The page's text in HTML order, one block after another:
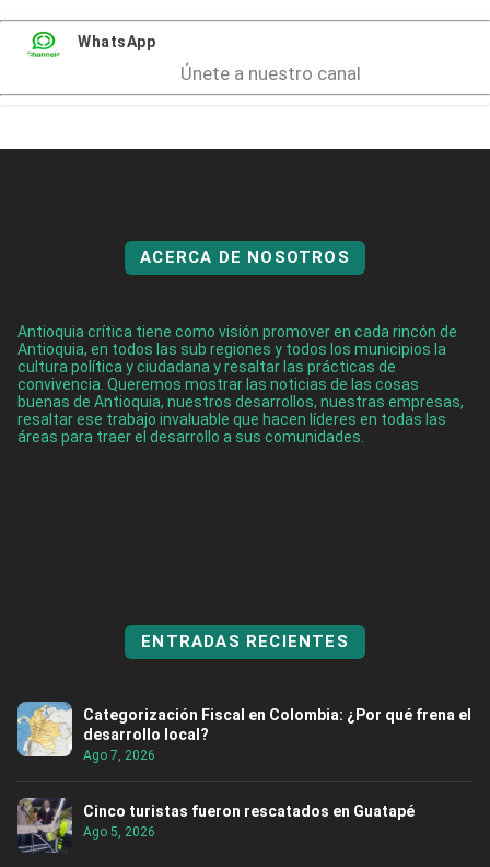
WhatsApp
Únete a nuestro canal
ACERCA DE NOSOTROS
Antioquia crítica tiene como visión promover en cada rincón de
Antioquia, en todos las sub regiones y todos los municipios la
cultura política y ciudadana y resaltar las prácticas de
convivencia. Queremos mostrar las noticias de las cosas
buenas de Antioquia, nuestros desarrollos, nuestras empresas,
resaltar ese trabajo invaluable que hacen líderes en todas las
áreas para traer el desarrollo a sus comunidades.
ENTRADAS RECIENTES
Categorización Fiscal en Colombia: ¿Por qué frena el
desarrollo local?
Ago 7, 2026
Cinco turistas fueron rescatados en Guatapé
Ago 5, 2026